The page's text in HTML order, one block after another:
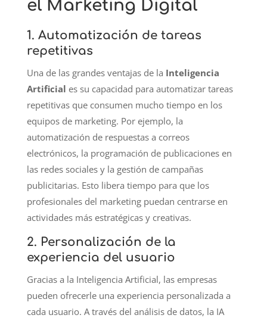
el Marketing Digital
1. Automatización de tareas
repetitivas
Una de las grandes ventajas de la Inteligencia
Artificial es su capacidad para automatizar tareas
repetitivas que consumen mucho tiempo en los
equipos de marketing. Por ejemplo, la
automatización de respuestas a correos
electrónicos, la programación de publicaciones en
las redes sociales y la gestión de campañas
publicitarias. Esto libera tiempo para que los
profesionales del marketing puedan centrarse en
actividades más estratégicas y creativas.
2. Personalización de la
experiencia del usuario
Gracias a la Inteligencia Artificial, las empresas
pueden ofrecerle una experiencia personalizada a
cada usuario. A través del análisis de datos, la IA